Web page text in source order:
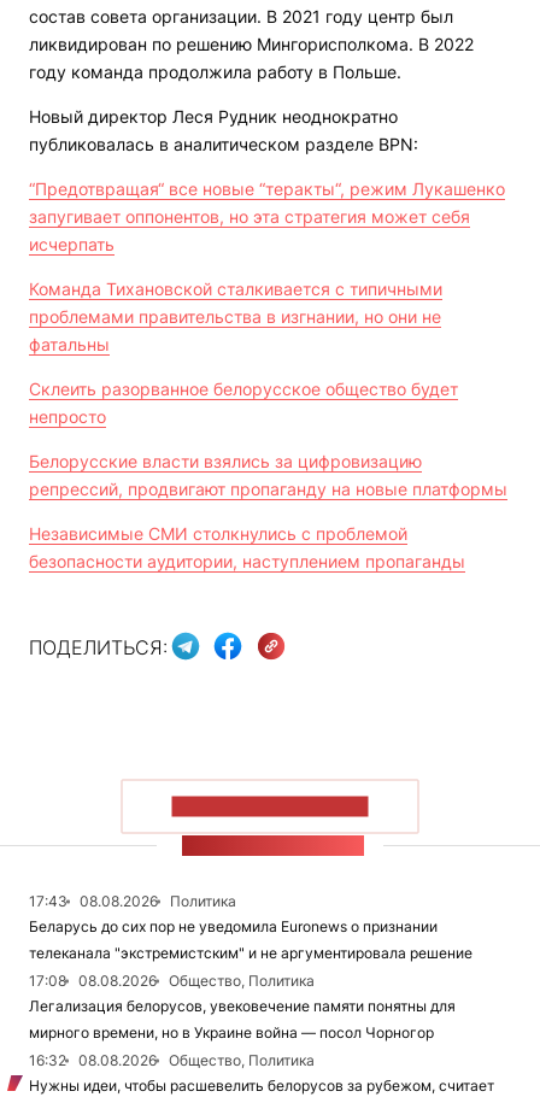
состав совета организации. В 2021 году центр был
ликвидирован по решению Мингорисполкома. В 2022
году команда продолжила работу в Польше.
Новый директор Леся Рудник неоднократно
публиковалась в аналитическом разделе BPN:
“Предотвращая“ все новые “теракты“, режим Лукашенко
запугивает оппонентов, но эта стратегия может себя
исчерпать
Команда Тихановской сталкивается с типичными
проблемами правительства в изгнании, но они не
фатальны
Склеить разорванное белорусское общество будет
непросто
Белорусские власти взялись за цифровизацию
репрессий, продвигают пропаганду на новые платформы
Независимые СМИ столкнулись с проблемой
безопасности аудитории, наступлением пропаганды
ПОДЕЛИТЬСЯ:
17:43 08.08.2026
Политика
Беларусь до сих пор не уведомила Euronews о признании
телеканала "экстремистским" и не аргументировала решение
17:08
08.08.2026
Общество, Политика
Легализация белорусов, увековечение памяти понятны для
мирного времени, но в Украине война — посол Чорногор
16:32
08.08.2026
Общество, Политика
Нужны идеи, чтобы расшевелить белорусов за рубежом, считает